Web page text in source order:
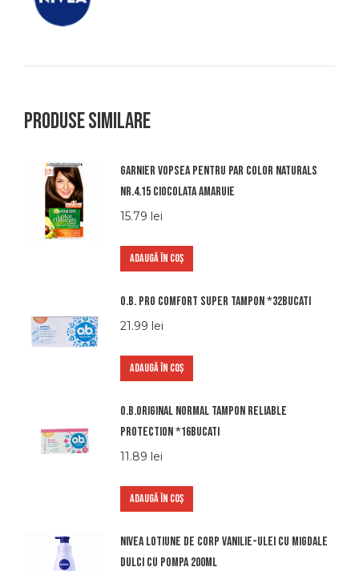
Produse similare
Garnier vopsea pentru par color naturals
nr.4.15 ciocolata amaruie
15.79 lei
ADAUGĂ ÎN COȘ
O.b. pro comfort super tampon *32bucati
21.99 lei
ADAUGĂ ÎN COȘ
O.b.original normal tampon reliable
protection *16bucati
11.89 lei
ADAUGĂ ÎN COȘ
Nivea lotiune de corp vanilie-ulei cu migdale
dulci cu pompa 200ml